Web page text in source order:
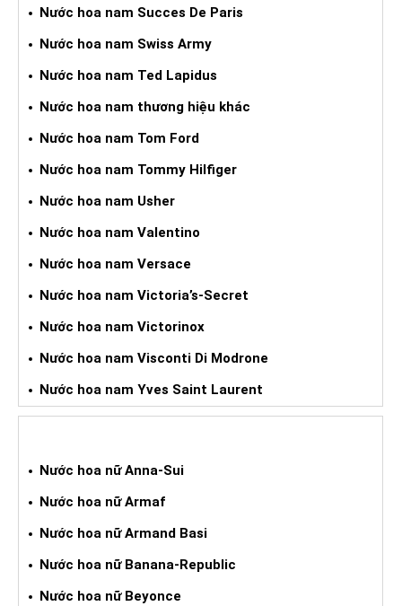
Nước hoa nam Succes De Paris
Nước hoa nam Swiss Army
Nước hoa nam Ted Lapidus
Nước hoa nam thương hiệu khác
Nước hoa nam Tom Ford
Nước hoa nam Tommy Hilfiger
Nước hoa nam Usher
Nước hoa nam Valentino
Nước hoa nam Versace
Nước hoa nam Victoria’s-Secret
Nước hoa nam Victorinox
Nước hoa nam Visconti Di Modrone
Nước hoa nam Yves Saint Laurent
Nước hoa nữ Anna-Sui
Nước hoa nữ Armaf
Nước hoa nữ Armand Basi
Nước hoa nữ Banana-Republic
Nước hoa nữ Beyonce